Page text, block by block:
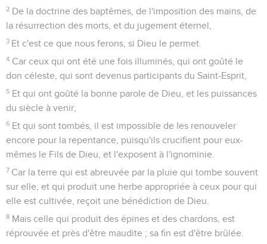
2 De la doctrine des baptêmes, de l'imposition des mains, de
la résurrection des morts, et du jugement éternel,
3 Et c'est ce que nous ferons, si Dieu le permet.
4 Car ceux qui ont été une fois illuminés, qui ont goûté le
don céleste, qui sont devenus participants du Saint-Esprit,
5 Et qui ont goûté la bonne parole de Dieu, et les puissances
du siècle à venir,
6 Et qui sont tombés, il est impossible de les renouveler
encore pour la repentance, puisqu'ils crucifient pour eux-
mêmes le Fils de Dieu, et l'exposent à l'ignominie.
7 Car la terre qui est abreuvée par la pluie qui tombe souvent
sur elle, et qui produit une herbe appropriée à ceux pour qui
elle est cultivée, reçoit une bénédiction de Dieu.
8 Mais celle qui produit des épines et des chardons, est
réprouvée et près d'être maudite ; sa fin est d'être brûlée.